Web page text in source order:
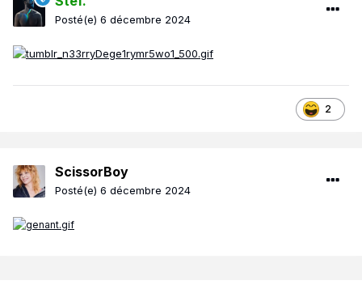
Posté(e) 6 décembre 2024
2
ScissorBoy
Posté(e) 6 décembre 2024